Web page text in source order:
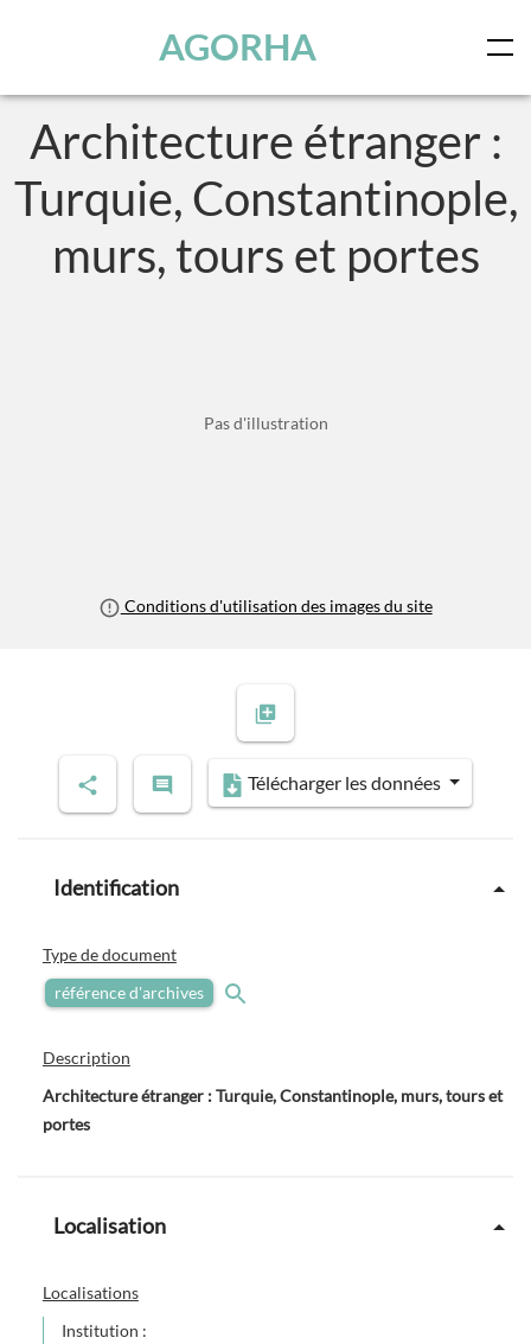
AGORHA
Architecture étranger :
Turquie, Constantinople,
murs, tours et portes
Pas d'illustration
Conditions d'utilisation des images du site
Télécharger les données
Identification
Type de document
référence d'archives
Description
Architecture étranger : Turquie, Constantinople, murs, tours et
portes
Localisation
Localisations
Institution :